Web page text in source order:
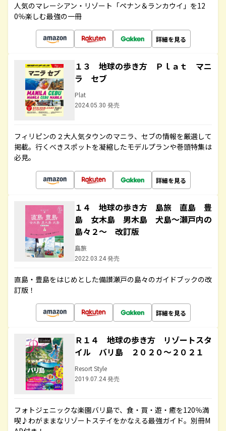
人気のマレーシアン・リゾート「ペナン＆ランカウイ」を12
0％楽しむ最強の一冊
詳細を見る
１３ 地球の歩き方 Ｐｌａｔ マニ
ラ セブ
Plat
2024.05.30 発売
フィリピンの２大人気タウンのマニラ、セブの情報を厳選して
掲載。行くべきスポットを凝縮したモデルプランや巻頭特集は
必見。
詳細を見る
１４ 地球の歩き方 島旅 直島 豊
島 女木島 男木島 犬島～瀬戸内の
島々２～ 改訂版
島旅
2022.03.24 発売
直島・豊島をはじめとした備讃瀬戸の島々のガイドブックの改
訂版！
詳細を見る
Ｒ１４ 地球の歩き方 リゾートスタ
イル バリ島 ２０２０～２０２１
Resort Style
2019.07.24 発売
フォトジェニックな楽園バリ島で、食・買・遊・癒を120％満
喫♪わがままなリゾートステイをかなえる最強ガイド。別冊M